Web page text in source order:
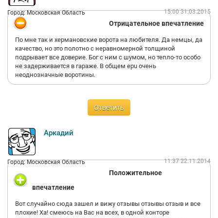
Город: Московская Область 15:00 31.03.2015
Отрицательное впечатление
По мне так и хермановские ворота на любителя. Да немцы, да
качество, но это полотно с неравномерной толщиной
подрывает все доверие. Бог с ним с шумом, но тепло-то особо
не задерживается в гараже. В общем epu очень
неоднозначные воротины.
Ответить
Аркадий
Город: Московская Область 11:37 22.11.2014
Положительное
впечатление
Вот случайно сюда зашел и вижу отзывы отзывы отзыв и все
плохие! Ха! смеюсь на Вас на всех, в одной конторе